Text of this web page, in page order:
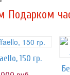
Подарком
150 гр.